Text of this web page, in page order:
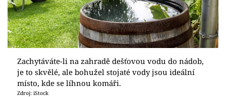
Zachytáváte-li na zahradě dešťovou vodu do nádob,
je to skvělé, ale bohužel stojaté vody jsou ideální
místo, kde se líhnou komáři.
Zdroj: iStock